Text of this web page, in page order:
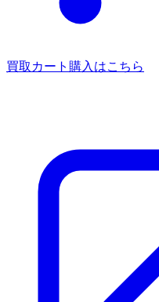
買取カート 購入はこちら